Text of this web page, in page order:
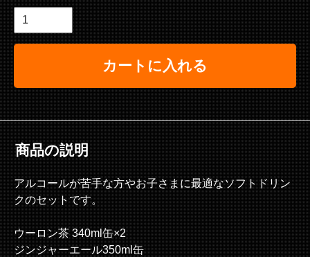
カートに入れる
商品の説明
アルコールが苦手な方やお子さまに最適なソフトドリン
クのセットです。
ウーロン茶 340ml缶×2
ジンジャーエール350ml缶